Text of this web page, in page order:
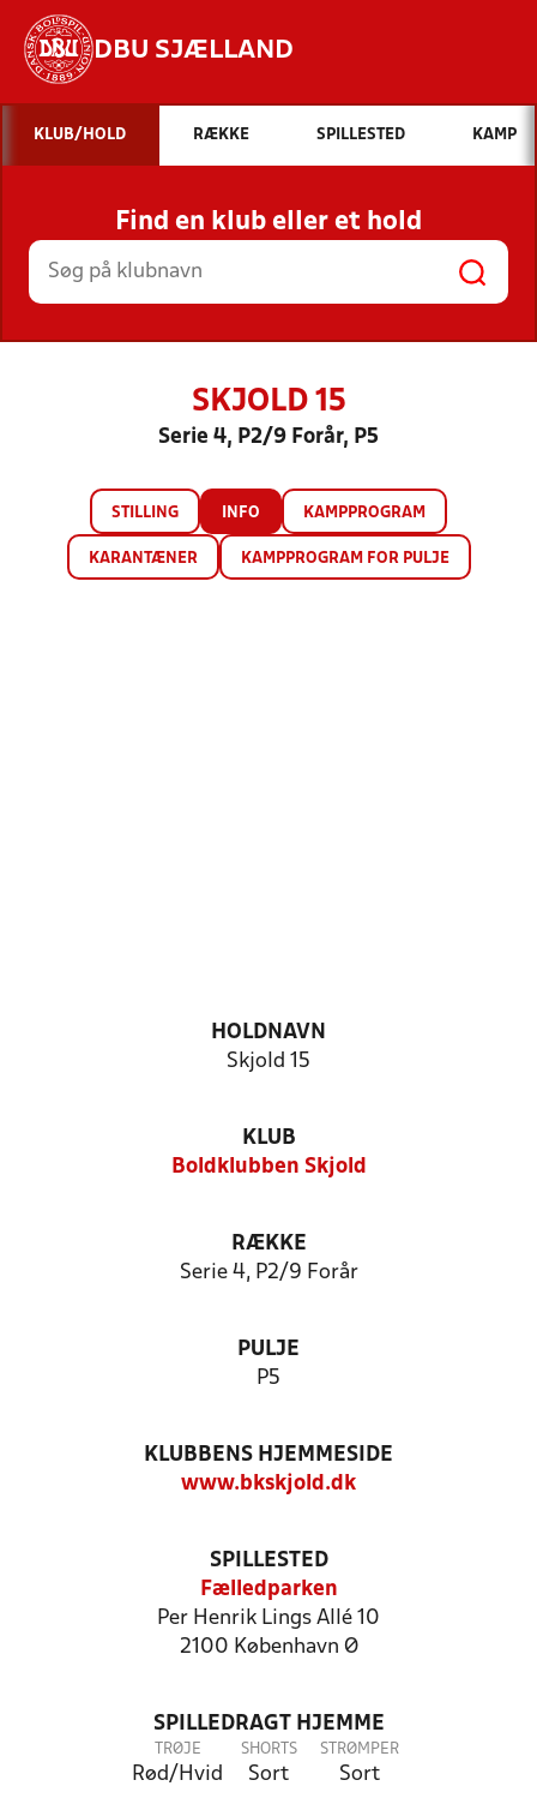
DBU SJÆLLAND
Hvad vil du søge efter?
INDHOLD OG NYHEDER
STILLINGER, RESULTATER, KLUBBER OG
HOLD
KLUB/HOLD RÆKKE SPILLESTED KAMP
Find en klub eller et hold
SKJOLD 15
Serie 4, P2/9 Forår, P5
STILLING INFO KAMPPROGRAM
KARANTÆNER KAMPPROGRAM FOR PULJE
HOLDNAVN
Skjold 15
KLUB
Boldklubben Skjold
RÆKKE
Serie 4, P2/9 Forår
PULJE
P5
KLUBBENS HJEMMESIDE
www.bkskjold.dk
SPILLESTED
Fælledparken
Per Henrik Lings Allé 10
2100 København Ø
SPILLEDRAGT HJEMME
TRØJE
Rød/Hvid
SHORTS
Sort
STRØMPER
Sort